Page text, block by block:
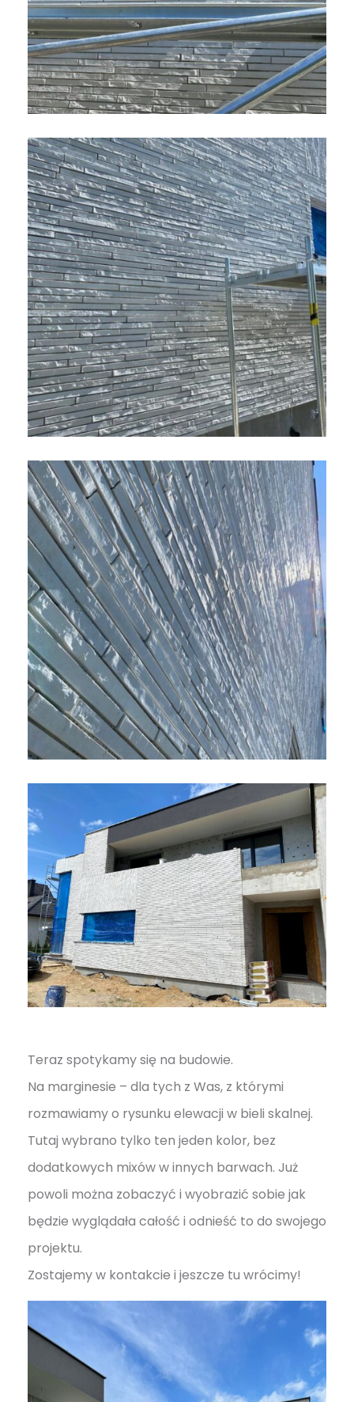
Teraz spotykamy się na budowie.
Na marginesie – dla tych z Was, z którymi
rozmawiamy o rysunku elewacji w bieli skalnej.
Tutaj wybrano tylko ten jeden kolor, bez
dodatkowych mixów w innych barwach. Już
powoli można zobaczyć i wyobrazić sobie jak
będzie wyglądała całość i odnieść to do swojego
projektu.
Zostajemy w kontakcie i jeszcze tu wrócimy!